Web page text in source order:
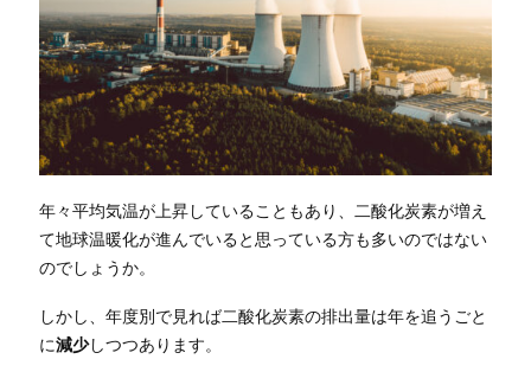
年々平均気温が上昇していることもあり、二酸化炭素が増え
て地球温暖化が進んでいると思っている方も多いのではない
のでしょうか。
しかし、年度別で見れば二酸化炭素の排出量は年を追うごと
に減少しつつあります。